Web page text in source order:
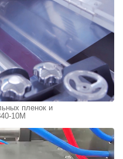
пленок и
10M